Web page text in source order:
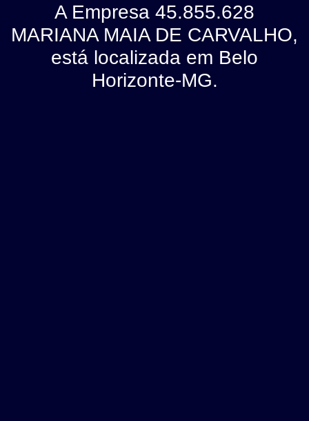
A Empresa 45.855.628
MARIANA MAIA DE CARVALHO,
está localizada em Belo
Horizonte-MG.